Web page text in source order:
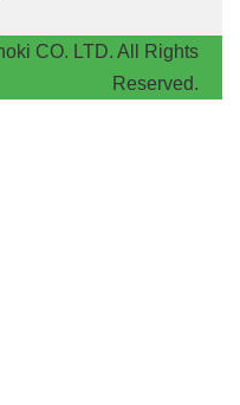
CO. LTD. All Rights
Reserved.